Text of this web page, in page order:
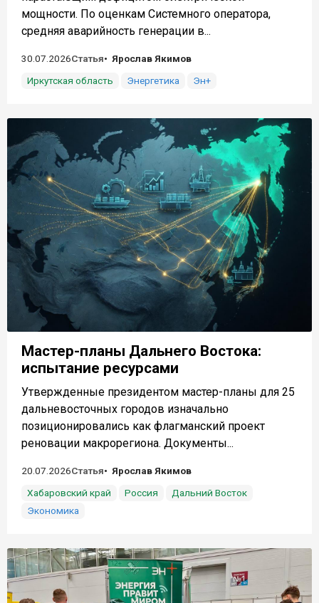
мощности. По оценкам Системного оператора,
средняя аварийность генерации в...
30.07.2026Статья
Ярослав Якимов
Иркутская область
Энергетика Эн+
Мастер-планы Дальнего Востока:
испытание ресурсами
Утвержденные президентом мастер-планы для 25
дальневосточных городов изначально
позиционировались как флагманский проект
реновации макрорегиона. Документы...
20.07.2026Статья
Ярослав Якимов
Хабаровский край
Россия
Дальний Восток
Экономика